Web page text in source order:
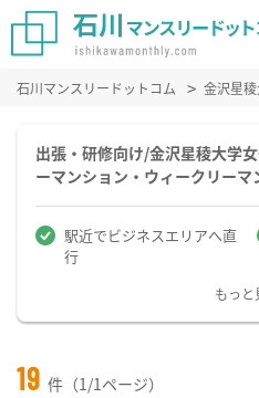
石川マンスリードットコム 金沢星
出張・研修向け/金沢星稜大学
ーマンション・ウィークリーマ
駅近でビジネスエリアへ直
行
もっと
19 件（1/1ページ）